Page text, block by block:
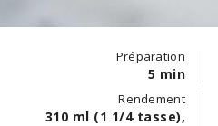
Préparation
5 min
Rendement
310 ml (1 1/4 tasse),